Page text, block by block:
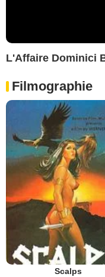
L'Affaire Dominici
Filmographie
Scalps